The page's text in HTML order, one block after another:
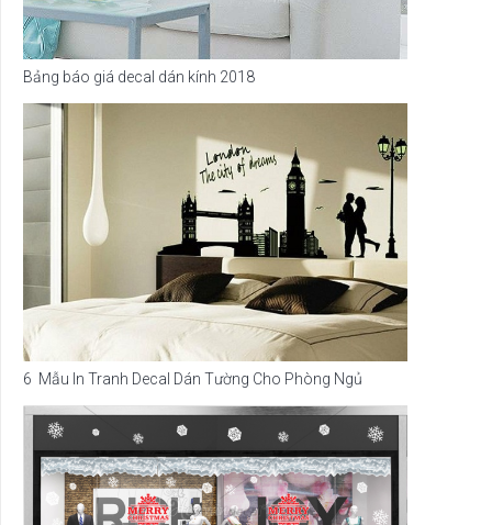
Bảng báo giá decal dán kính 2018
6 Mẫu In Tranh Decal Dán Tường Cho Phòng Ngủ